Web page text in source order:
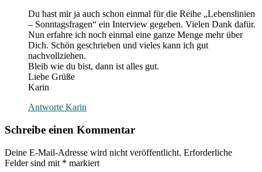
Du hast mir ja auch schon einmal für die Reihe „Lebenslinien
– Sonntagsfragen“ ein Interview gegeben. Vielen Dank dafür.
Nun erfahre ich noch einmal eine ganze Menge mehr über
Dich. Schön geschrieben und vieles kann ich gut
nachvollziehen.
Bleib wie du bist, dann ist alles gut.
Liebe Grüße
Karin
Antworte Karin
Schreibe einen Kommentar
Deine E-Mail-Adresse wird nicht veröffentlicht. Erforderliche
Felder sind mit * markiert